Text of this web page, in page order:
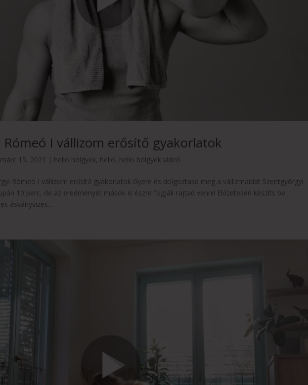
Rómeó I vállizom erősítő gyakorlatok
márc 15, 2021 | hello hölgyek, hello, hello hölgyek videó
Rómeó I vállizom erősítő gyakorlatok Gyere és dolgoztasd meg a vállizmaidat Szentgyörgyi
10 perc, de az eredményét mások is észre fogják rajtad venni! Előzetesen készíts be
ásványvizes...